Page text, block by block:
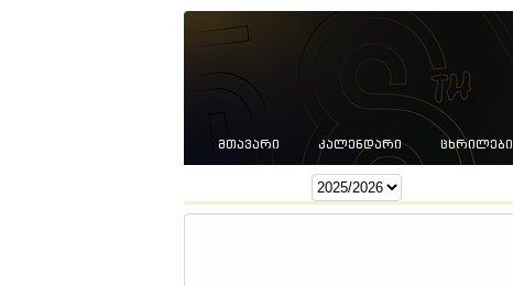
ᲛᲗᲐᲕᲐᲠᲘ ᲙᲐᲚᲔᲜᲓᲐᲠᲘ ᲪᲮᲠᲘᲚᲔᲑᲘ